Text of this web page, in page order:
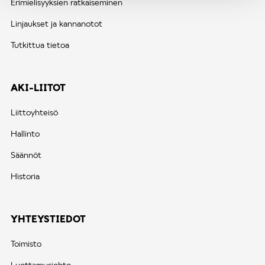
Erimielisyyksien ratkaiseminen
Linjaukset ja kannanotot
Tutkittua tietoa
AKI-LIITOT
Liittoyhteisö
Hallinto
Säännöt
Historia
YHTEYSTIEDOT
Toimisto